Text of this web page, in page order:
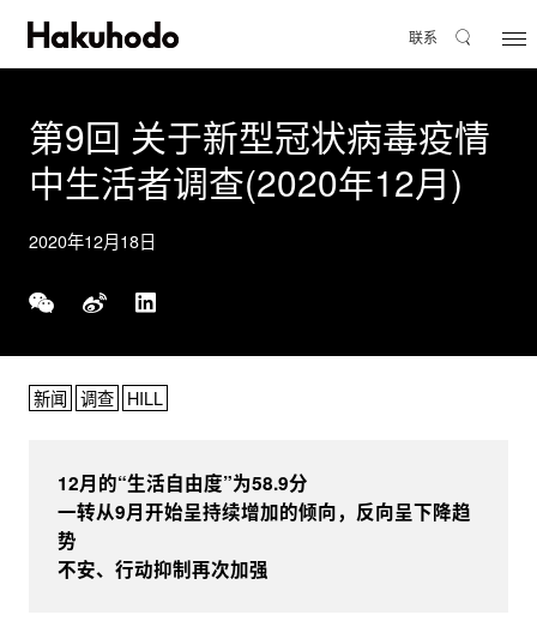
联系
第9回 关于新型冠状病毒疫情
中生活者调查(2020年12月)
2020年12月18日
新闻 调查 HILL
12月的“生活自由度”为58.9分
一转从9月开始呈持续增加的倾向，反向呈下降趋
势
不安、行动抑制再次加强